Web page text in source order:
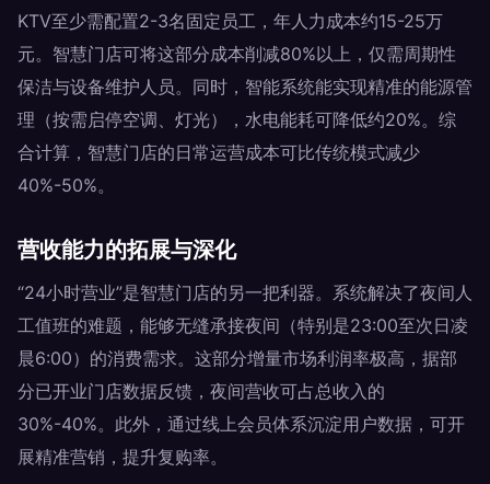
KTV至少需配置2-3名固定员工，年人力成本约15-25万
元。智慧门店可将这部分成本削减80%以上，仅需周期性
保洁与设备维护人员。同时，智能系统能实现精准的能源管
理（按需启停空调、灯光），水电能耗可降低约20%。综
合计算，智慧门店的日常运营成本可比传统模式减少
40%-50%。
营收能力的拓展与深化
“24小时营业”是智慧门店的另一把利器。系统解决了夜间人
工值班的难题，能够无缝承接夜间（特别是23:00至次日凌
晨6:00）的消费需求。这部分增量市场利润率极高，据部
分已开业门店数据反馈，夜间营收可占总收入的
30%-40%。此外，通过线上会员体系沉淀用户数据，可开
展精准营销，提升复购率。